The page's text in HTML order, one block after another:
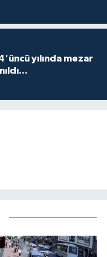
yılında mezar